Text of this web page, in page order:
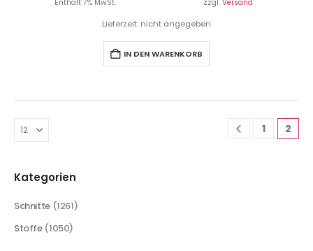
Enthält 7% MwSt. zzgl. Versand
Lieferzeit: nicht angegeben
IN DEN WARENKORB
1 2
Kategorien
Schnitte (1261)
Stoffe (1050)